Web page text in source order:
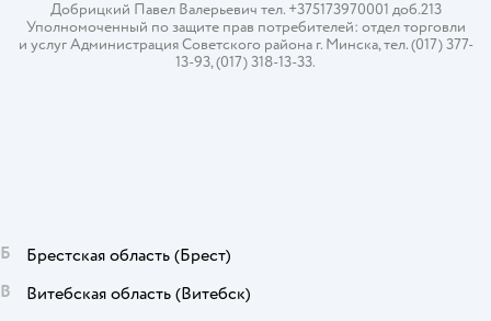
Добрицкий Павел Валерьевич тел. +375173970001 доб.213
Уполномоченный по защите прав потребителей: отдел торговли
и услуг Администрация Советского района г. Минска, тел. (017) 377-
13-93, (017) 318-13-33.
Б Брестская область (Брест)
В
Витебская область (Витебск)